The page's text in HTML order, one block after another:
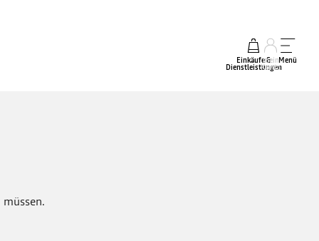
Einkäufe &
Dienstleistungen
mein
Konto
Menü